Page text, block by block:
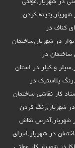
در شهریار,مولتی
کردن
کناف در
در شهریار,ساختمان
ساختمان در
و کیلر در استان
پلاستیک در
کار نقاشی ساختمان
شهریار,رنگ کردن
شهریار,آدرس نقاش
در شهریار,اجرای